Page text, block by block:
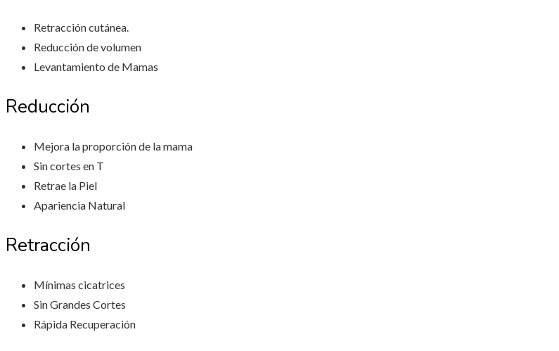
Retracción cutánea.
Reducción de volumen
Levantamiento de Mamas
Reducción
Mejora la proporción de la mama
Sin cortes en T
Retrae la Piel
Apariencia Natural
Retracción
Mínimas cicatrices
Sin Grandes Cortes
Rápida Recuperación